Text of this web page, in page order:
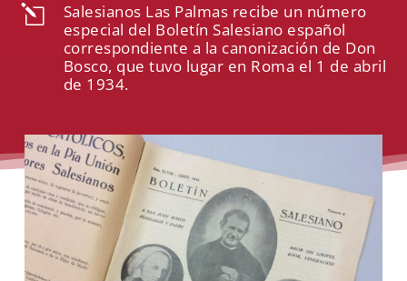
l
Salesianos Las Palmas recibe un número
especial del Boletín Salesiano español
correspondiente a la canonización de Don
Bosco, que tuvo lugar en Roma el 1 de abril
de 1934.